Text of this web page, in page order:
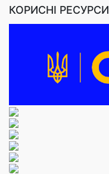
КОРИСНІ РЕСУРСИ